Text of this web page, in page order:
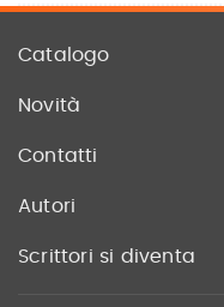
Catalogo
Novità
Contatti
Autori
Scrittori si diventa